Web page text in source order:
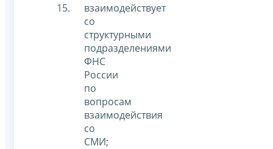
взаимодействует
со
структурными
подразделениями
ФНС
России
по
вопросам
взаимодействия
со
СМИ;